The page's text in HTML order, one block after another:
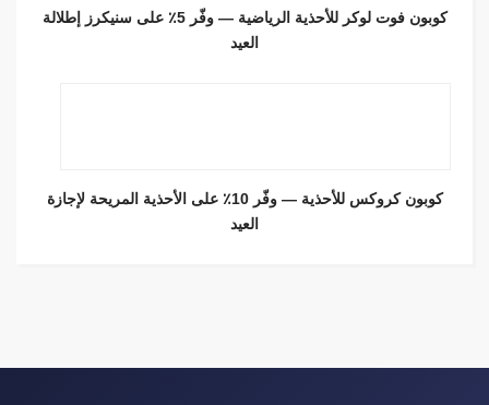
كوبون فوت لوكر للأحذية الرياضية — وفّر 5٪ على سنيكرز إطلالة
كوبون كروكس للأحذية — وفّر 10٪ على الأحذية المريحة لإجازة